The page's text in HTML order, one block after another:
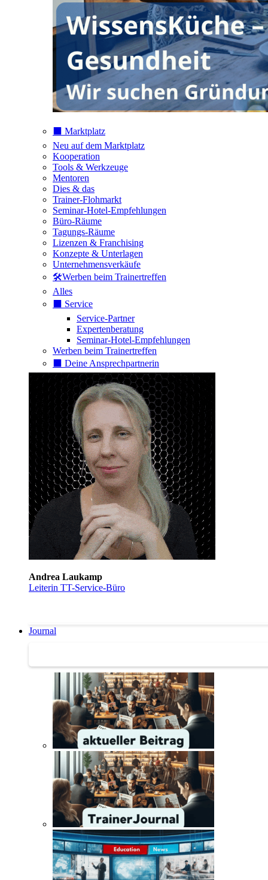
⬛️ Marktplatz
Neu auf dem Marktplatz
Kooperation
Tools & Werkzeuge
Mentoren
Dies & das
Trainer-Flohmarkt
Seminar-Hotel-Empfehlungen
Büro-Räume
Tagungs-Räume
Lizenzen & Franchising
Konzepte & Unterlagen
Unternehmensverkäufe
🛠️Werben beim Trainertreffen
Alles
⬛️ Service
Service-Partner
Expertenberatung
Seminar-Hotel-Empfehlungen
Werben beim Trainertreffen
⬛️ Deine Ansprechpartnerin
Andrea Laukamp
Leiterin TT-Service-Büro
Journal